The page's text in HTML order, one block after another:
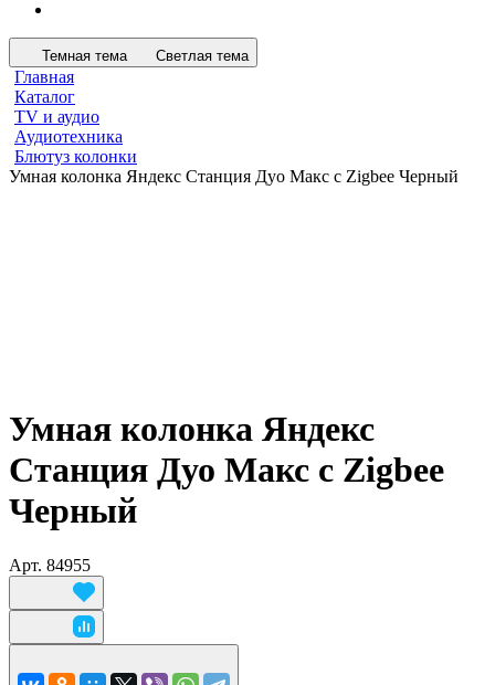
Темная тема Светлая тема
Главная
Каталог
TV и аудио
Аудиотехника
Блютуз колонки
Умная колонка Яндекс Станция Дуо Макс с Zigbee Черный
Умная колонка Яндекс
Станция Дуо Макс с Zigbee
Черный
Арт. 84955